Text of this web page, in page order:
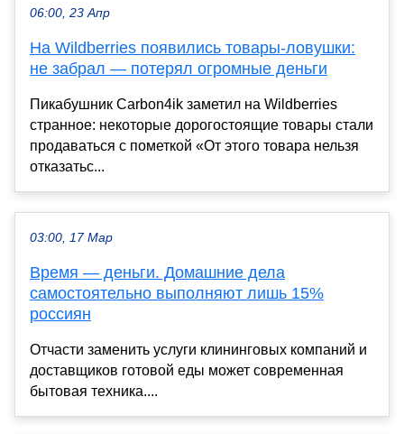
06:00, 23 Апр
На Wildberries появились товары-ловушки:
не забрал — потерял огромные деньги
Пикабушник Carbon4ik заметил на Wildberries
странное: некоторые дорогостоящие товары стали
продаваться с пометкой «От этого товара нельзя
отказатьс...
03:00, 17 Мар
Время — деньги. Домашние дела
самостоятельно выполняют лишь 15%
россиян
Отчасти заменить услуги клининговых компаний и
доставщиков готовой еды может современная
бытовая техника....